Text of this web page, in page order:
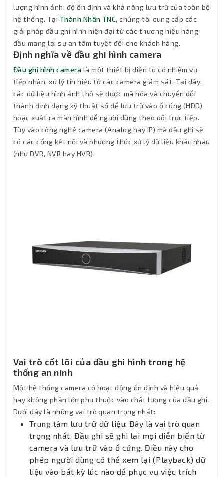
lượng hình ảnh, độ ổn định và khả năng lưu trữ của toàn bộ
hệ thống. Tại Thành Nhân TNC, chúng tôi cung cấp các
giải pháp đầu ghi hình hiện đại từ các thương hiệu hàng
đầu mang lại sự an tâm tuyệt đối cho khách hàng.
Định nghĩa về đầu ghi hình camera
Đầu ghi hình camera là một thiết bị điện tử có nhiệm vụ
tiếp nhận, xử lý tín hiệu từ các camera giám sát. Tại đây,
các dữ liệu hình ảnh thô sẽ được mã hóa và chuyển đổi
thành định dạng kỹ thuật số để lưu trữ vào ổ cứng (HDD)
hoặc xuất ra màn hình để người dùng theo dõi trực tiếp.
Tùy vào công nghệ camera (Analog hay IP) mà đầu ghi sẽ
có các cổng kết nối và phương thức xử lý dữ liệu khác nhau
(như DVR, NVR hay HVR).
Vai trò cốt lõi của đầu ghi hình trong hệ
thống an ninh
Một hệ thống camera có hoạt động ổn định và hiệu quả
hay không phần lớn phụ thuộc vào chất lượng của đầu ghi.
Dưới đây là những vai trò quan trọng nhất:
Trung tâm lưu trữ dữ liệu: Đây là vai trò quan
trọng nhất. Đầu ghi sẽ ghi lại mọi diễn biến từ
camera và lưu trữ vào ổ cứng. Điều này cho
phép người dùng có thể xem lại (Playback) dữ
liệu vào bất kỳ lúc nào để phục vụ việc trích